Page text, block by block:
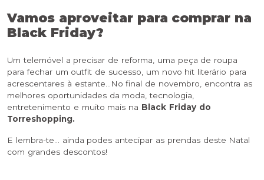
Vamos aproveitar para comprar na
Black Friday?
Um telemóvel a precisar de reforma, uma peça de roupa
para fechar um outfit de sucesso, um novo hit literário para
acrescentares à estante…No final de novembro, encontra as
melhores oportunidades da moda, tecnologia,
entretenimento e muito mais na Black Friday do
Torreshopping.
E lembra-te… ainda podes antecipar as prendas deste Natal
com grandes descontos!